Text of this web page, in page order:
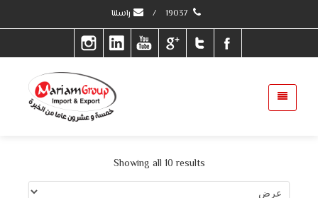
/ راسلنا
Showing all 10 results